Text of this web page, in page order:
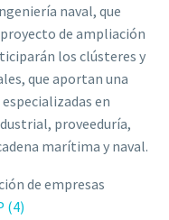
naval, que
de ampliación
los clústeres y
que aportan una
en
proveeduría,
marítima y naval.
de empresas
(4)